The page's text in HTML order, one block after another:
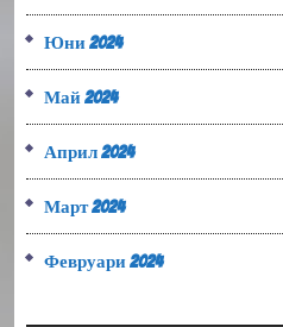
Юни 2024
Май 2024
Април 2024
Март 2024
Февруари 2024